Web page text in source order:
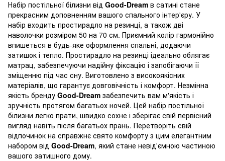
Набір постільної білизни від Good-Dream в сатині стане
прекрасним доповненням вашого спального інтер'єру. У
набір входить простирадло на резинці, а також дві
наволочки розміром 50 на 70 см. Приємний колір гармонійно
впишеться в будь-яке оформлення спальні, додаючи
затишок і тепло. Простирадло на резинці ідеально облягає
матрац, забезпечуючи надійну фіксацію і запобігаючи її
зміщенню під час сну. Виготовлено з високоякісних
матеріалів, що гарантує довговічність і комфорт. Незмінна
якість бренду Good-Dream забезпечить вам м'якість і
зручність протягом багатьох ночей. Цей набір постільної
білизни легко прати, швидко сохне і зберігає свій первісний
вигляд навіть після багатьох прань. Перетворіть свій
відпочинок на справжнє свято комфорту з цим елегантним
набором від Good-Dream, який стане невід'ємною частиною
вашого затишного дому.